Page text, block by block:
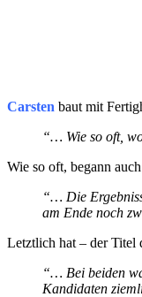
Carsten baut mit
“… Wie so oft,
Wie so oft, begann
“… Die
am Ende noch
Letztlich hat – der Titel
“… Bei beiden
Kandidaten